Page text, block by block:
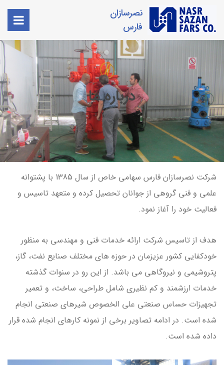
نصرسازان
فارس
درباره ما
شرکت نصرسازان فارس سهامی خاص از سال 1385 با پشتوانه
علمی و فنی گروهی از جوانان تحصیل کرده و متعهد تاسیس و
فعالیت خود را آغاز نمود.
هدف از تاسیس شرکت ارائه خدمات فنی و مهندسی به منظور
خودکفایی کشور عزیزمان در حوزه های مختلف صنایع نفت، گاز،
پتروشیمی و نیروگاهی می باشد. از این رو در سنوات گذشته
خدمات ارزشمند و کم نظیری شامل طراحی، ساخت، و تعمیر
تجهیزات حساس صنعتی علی الخصوص شیرهای صنعتی انجام
شده است. در ادامه تصاویر برخی از نمونه کارهای انجام شده قرار
داده شده است.